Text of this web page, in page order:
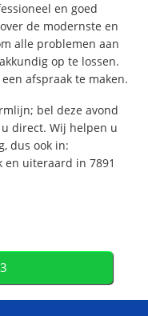
en goed
de modernste en
alle problemen aan
op te lossen.
afspraak te maken.
bel deze avond
direct. Wij helpen u
dus ook in:
en uiteraard in 7891